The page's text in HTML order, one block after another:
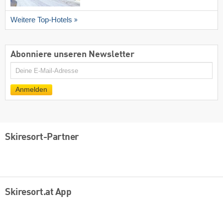
Weitere Top-Hotels
Abonniere unseren Newsletter
E-
Anmelden
Skiresort-Partner
Skiresort.at App